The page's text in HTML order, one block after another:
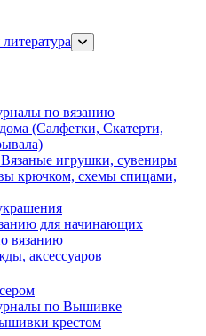
по вязанию
(Салфетки, Скатерти,
игрушки, сувениры
крючком, схемы спицами,
для начинающих
вязанию
аксессуаров
по Вышивке
крестом